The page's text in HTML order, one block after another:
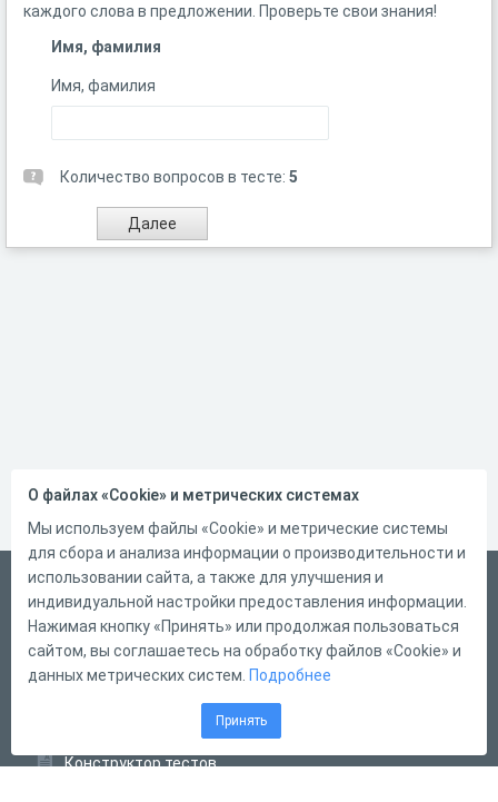
каждого слова в предложении. Проверьте свои знания!
Имя, фамилия
Имя, фамилия
Количество вопросов в тесте: 5
Русский
Справка
Форма обратной связи
Конструктор тестов
О файлах «Cookie» и метрических системах
Мы используем файлы «Cookie» и метрические системы
для сбора и анализа информации о производительности и
использовании сайта, а также для улучшения и
индивидуальной настройки предоставления информации.
Нажимая кнопку «Принять» или продолжая пользоваться
сайтом, вы соглашаетесь на обработку файлов «Cookie» и
данных метрических систем. Подробнее
Принять